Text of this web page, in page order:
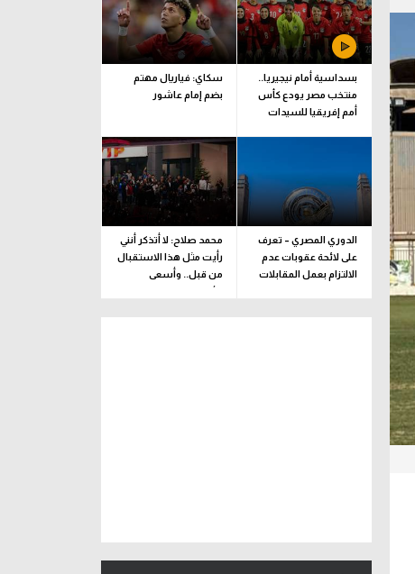
بسداسية أمام نيجيريا..
منتخب مصر يودع كأس
أمم إفريقيا للسيدات
سكاي: فياريال مهتم
بضم إمام عاشور
الدوري المصري – تعرف
على لائحة عقوبات عدم
الالتزام بعمل المقابلات
محمد صلاح: لا أتذكر أنني
رأيت مثل هذا الاستقبال
من قبل.. وأسعى
للألقاب مع الفريق